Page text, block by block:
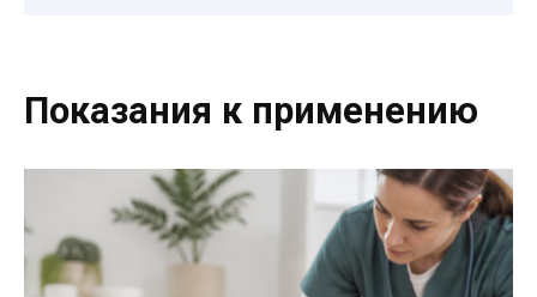
Показания к применению